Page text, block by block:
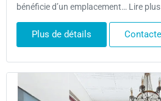
bénéficie d’un emplacement… Lire plus
Plus de détails